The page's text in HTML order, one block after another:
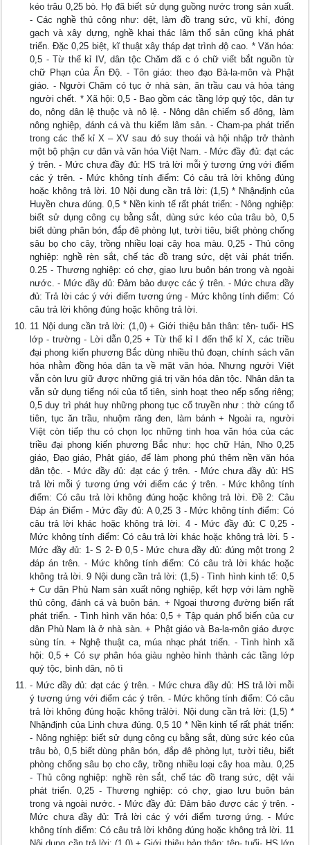
kéo trâu 0,25 bò. Họ đã biết sử dụng guồng nước trong sản xuất.
- Các nghề thủ công như: dệt, làm đồ trang sức, vũ khí, đóng
gạch và xây dựng, nghề khai thác lâm thổ sản cũng khá phát
triển. Đặc 0,25 biệt, kĩ thuật xây tháp đạt trình độ cao. * Văn hóa:
0,5 - Từ thế kỉ IV, dân tộc Chăm đã c ó chữ viết bắt nguồn từ
chữ Phạn của Ấn Độ. - Tôn giáo: theo đạo Bà-la-môn và Phật
giáo. - Người Chăm có tục ở nhà sàn, ăn trầu cau và hỏa táng
người chết. * Xã hội: 0,5 - Bao gồm các tầng lớp quý tộc, dân tự
do, nông dân lệ thuộc và nô lệ. - Nông dân chiếm số đông, làm
nông nghiệp, đánh cá và thu kiếm lâm sản. - Cham-pa phát triển
trong các thế kỉ X – XV sau đó suy thoái và hội nhập trở thành
một bộ phận cư dân và văn hóa Việt Nam. - Mức đầy đủ: đạt các
ý trên. - Mức chưa đầy đủ: HS trả lời mỗi ý tương ứng với điểm
các ý trên. - Mức không tính điểm: Có câu trả lời không đúng
hoặc không trả lời. 10 Nội dung cần trả lời: (1,5) * Nhậnđịnh của
Huyền chưa đúng. 0,5 * Nền kinh tế rất phát triển: - Nông nghiệp:
biết sử dụng công cụ bằng sắt, dùng sức kéo của trâu bò, 0,5
biết dùng phân bón, đắp đê phòng lụt, tười tiêu, biết phòng chống
sâu bọ cho cây, trồng nhiều loại cây hoa màu. 0,25 - Thủ công
nghiệp: nghề rèn sắt, chế tác đồ trang sức, dệt vải phát triển.
0.25 - Thương nghiệp: có chợ, giao lưu buôn bán trong và ngoài
nước. - Mức đầy đủ: Đảm bảo được các ý trên. - Mức chưa đầy
đủ: Trả lời các ý với điểm tương ứng - Mức không tính điểm: Có
câu trả lời không đúng hoặc không trả lời.
11 Nội dung cần trả lời: (1,0) + Giới thiệu bản thân: tên- tuổi- HS
lớp - trường - Lời dẫn 0,25 + Từ thế kỉ I đến thế kỉ X, các triều
đại phong kiến phương Bắc dùng nhiều thủ đoạn, chính sách văn
hóa nhằm đồng hóa dân ta về mặt văn hóa. Nhưng người Việt
vẫn còn lưu giữ được những giá trị văn hóa dân tộc. Nhân dân ta
vẫn sử dụng tiếng nói của tổ tiên, sinh hoạt theo nếp sống riêng;
0,5 duy trì phát huy những phong tục cổ truyền như : thờ cúng tổ
tiên, tục ăn trầu, nhuộm răng đen, làm bánh + Ngoài ra, người
Việt còn tiếp thu có chọn lọc những tinh hoa văn hóa của các
triều đại phong kiến phương Bắc như: học chữ Hán, Nho 0,25
giáo, Đạo giáo, Phật giáo, để làm phong phú thêm nền văn hóa
dân tộc. - Mức đầy đủ: đạt các ý trên. - Mức chưa đầy đủ: HS
trả lời mỗi ý tương ứng với điểm các ý trên. - Mức không tính
điểm: Có câu trả lời không đúng hoặc không trả lời. Đề 2: Câu
Đáp án Điểm - Mức đầy đủ: A 0,25 3 - Mức không tính điểm: Có
câu trả lời khác hoặc không trả lời. 4 - Mức đầy đủ: C 0,25 -
Mức không tính điểm: Có câu trả lời khác hoặc không trả lời. 5 -
Mức đầy đủ: 1- S 2- Đ 0,5 - Mức chưa đầy đủ: đúng một trong 2
đáp án trên. - Mức không tính điểm: Có câu trả lời khác hoặc
không trả lời. 9 Nội dung cần trả lời: (1,5) - Tình hình kinh tế: 0,5
+ Cư dân Phù Nam sản xuất nông nghiệp, kết hợp với làm nghề
thủ công, đánh cá và buôn bán. + Ngoại thương đường biển rất
phát triển. - Tình hình văn hóa: 0,5 + Tập quán phổ biến của cư
dân Phù Nam là ở nhà sàn. + Phật giáo và Ba-la-môn giáo được
sùng tín. + Nghệ thuật ca, múa nhạc phát triển. - Tình hình xã
hội: 0,5 + Có sự phân hóa giàu nghèo hình thành các tầng lớp
quý tộc, bình dân, nô tì
- Mức đầy đủ: đạt các ý trên. - Mức chưa đầy đủ: HS trả lời mỗi
ý tương ứng với điểm các ý trên. - Mức không tính điểm: Có câu
trả lời không đúng hoặc không trảlời. Nội dung cần trả lời: (1,5) *
Nhậnđịnh của Linh chưa đúng. 0,5 10 * Nền kinh tế rất phát triển:
- Nông nghiệp: biết sử dụng công cụ bằng sắt, dùng sức kéo của
trâu bò, 0,5 biết dùng phân bón, đắp đê phòng lụt, tười tiêu, biết
phòng chống sâu bọ cho cây, trồng nhiều loại cây hoa màu. 0,25
- Thủ công nghiệp: nghề rèn sắt, chế tác đồ trang sức, dệt vải
phát triển. 0,25 - Thương nghiệp: có chợ, giao lưu buôn bán
trong và ngoài nước. - Mức đầy đủ: Đảm bảo được các ý trên. -
Mức chưa đầy đủ: Trả lời các ý với điểm tương ứng. - Mức
không tính điểm: Có câu trả lời không đúng hoặc không trả lời. 11